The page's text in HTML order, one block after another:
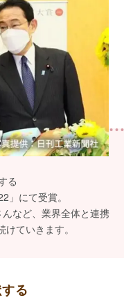
る
」にて受賞。
など、業界全体と連携
ていきます。
る